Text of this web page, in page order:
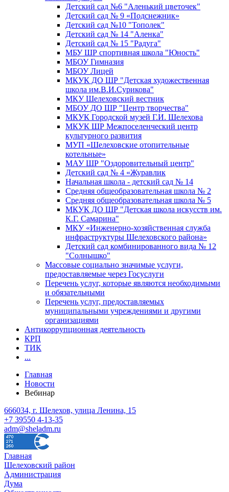
Детский сад №6 "Аленький цветочек"
Детский сад № 9 «Подснежник»
Детский сад №10 "Тополек"
Детский сад № 14 "Аленка"
Детский сад № 15 "Радуга"
МБУ ШР спортивная школа "Юность"
МБОУ Гимназия
МБОУ Лицей
МКУК ДО ШР "Детская художественная
школа им.В.И.Сурикова"
МКУ Шелеховский вестник
МБОУ ДО ШР "Центр творчества"
МКУК Городской музей Г.И. Шелехова
МКУК ШР Межпоселенческий центр
культурного развития
МУП «Шелеховские отопительные
котельные»
МАУ ШР "Оздоровительный центр"
Детский сад № 4 «Журавлик
Начальная школа - детский сад № 14
Средняя общеобразовательная школа № 2
Средняя общеобразовательная школа № 5
МКУК ДО ШР "Детская школа искусств им.
К.Г. Самарина"
МКУ «Инженерно-хозяйственная служба
инфраструктуры Шелеховского района»
Детский сад комбинированного вида № 12
"Солнышко"
Массовые социально значимые услуги,
предоставляемые через Госуслуги
Перечень услуг, которые являются необходимыми
и обязательными
Перечень услуг, предоставляемых
муниципальными учреждениями и другими
организациями
Антикоррупционная деятельность
КРП
ТИК
...
Главная
Новости
Вебинар
666034, г. Шелехов, улица Ленина, 15
+7 39550 4-13-35
adm@sheladm.ru
Главная
Шелеховский район
Администрация
Дума